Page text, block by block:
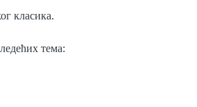
класика.
тема: